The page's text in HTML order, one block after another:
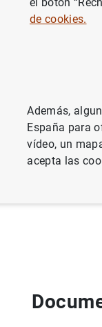
de cookies.
Además,
España para
vídeo, un
acepta las